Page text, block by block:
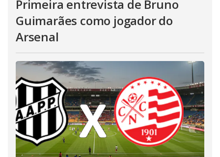
Primeira entrevista de Bruno
Guimarães como jogador do
Arsenal